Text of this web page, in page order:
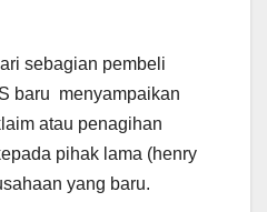
sebagian pembeli
baru menyampaikan
atau penagihan
pihak lama (henry
yang baru.